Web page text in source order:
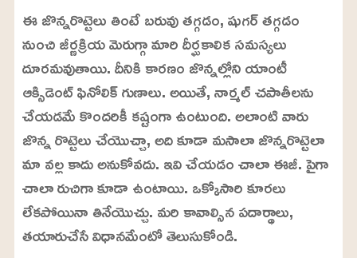
U
n
m
u
t
e
a
d
d
2
2
.
9
9
%
ఈ జొన్నరొట్టెలు తింటే బరువు తగ్గడం, షుగర్ తగ్గడం
నుంచి జీర్ణక్రియ మెరుగ్గా మారి దీర్ఘకాలిక సమస్యలు
దూరమవుతాయి. దీనికి కారణం జొన్నల్లోని యాంటీ
ఆక్సిడెంట్ ఫినోలిక్ గుణాలు. అయితే, నార్మల్ చపాతీలను
చేయడమే కొందరికీ కష్టంగా ఉంటుంది. అలాంటి వారు
జొన్న రొట్టెలు చేయొచ్చా, అది కూడా మసాలా జొన్నరొట్టెలా
మా వల్ల కాదు అనుకోవదు. ఇవి చేయడం చాలా ఈజీ. పైగా
చాలా రుచిగా కూడా ఉంటాయి. ఒక్కోసారి కూరలు
లేకపోయినా తినేయొచ్చు. మరి కావాల్సిన పదార్థాలు,
తయారుచేసే విధానమేంటో తెలుసుకోండి.